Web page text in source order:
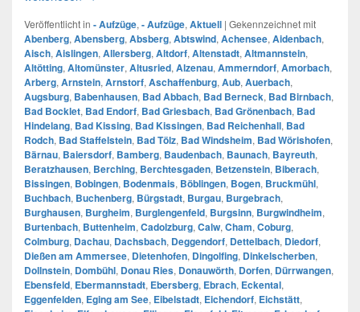
Veröffentlicht in - Aufzüge, - Aufzüge, Aktuell | Gekennzeichnet mit
Abenberg, Abensberg, Absberg, Abtswind, Achensee, Aidenbach,
Aisch, Aislingen, Allersberg, Altdorf, Altenstadt, Altmannstein,
Altötting, Altomünster, Altusried, Alzenau, Ammerndorf, Amorbach,
Arberg, Arnstein, Arnstorf, Aschaffenburg, Aub, Auerbach,
Augsburg, Babenhausen, Bad Abbach, Bad Berneck, Bad Birnbach,
Bad Bocklet, Bad Endorf, Bad Griesbach, Bad Grönenbach, Bad
Hindelang, Bad Kissing, Bad Kissingen, Bad Reichenhall, Bad
Rodch, Bad Staffelstein, Bad Tölz, Bad Windsheim, Bad Wörishofen,
Bärnau, Baiersdorf, Bamberg, Baudenbach, Baunach, Bayreuth,
Beratzhausen, Berching, Berchtesgaden, Betzenstein, Biberach,
Bissingen, Bobingen, Bodenmais, Böblingen, Bogen, Bruckmühl,
Buchbach, Buchenberg, Bürgstadt, Burgau, Burgebrach,
Burghausen, Burgheim, Burglengenfeld, Burgsinn, Burgwindheim,
Burtenbach, Buttenheim, Cadolzburg, Calw, Cham, Coburg,
Colmburg, Dachau, Dachsbach, Deggendorf, Dettelbach, Diedorf,
Dießen am Ammersee, Dietenhofen, Dingolfing, Dinkelscherben,
Dollnstein, Dombühl, Donau Ries, Donauwörth, Dorfen, Dürrwangen,
Ebensfeld, Ebermannstadt, Ebersberg, Ebrach, Eckental,
Eggenfelden, Eging am See, Eibelstadt, Eichendorf, Eichstätt,